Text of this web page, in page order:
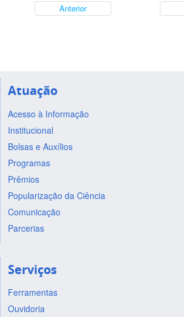
Anterior
Atuação
Acesso à Informação
Institucional
Bolsas e Auxílios
Programas
Prêmios
Popularização da Ciência
Comunicação
Parcerias
Serviços
Ferramentas
Ouvidoria